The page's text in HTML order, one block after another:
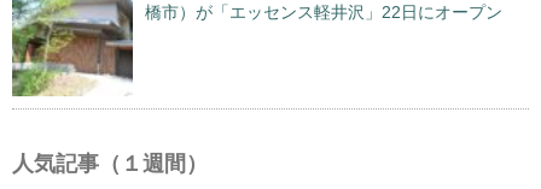
橋市）が「エッセンス軽井沢」22日にオープン
人気記事（１週間）